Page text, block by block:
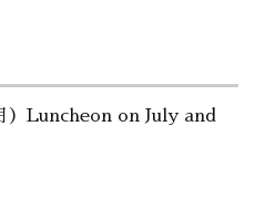
）Luncheon on July and